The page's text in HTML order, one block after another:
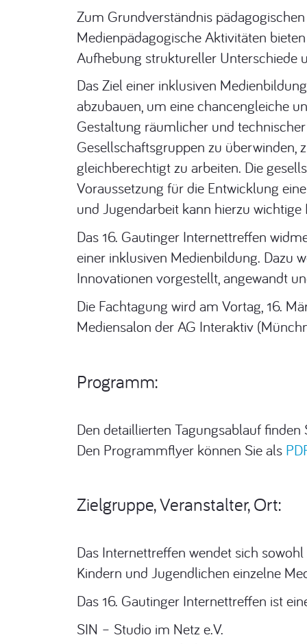
Zum Grundverständnis
Medienpädagogische Aktivitäten
Aufhebung struktureller Unterschiede
Das Ziel einer inklusiven
abzubauen, um eine chancengleiche
Gestaltung räumlicher und
Gesellschaftsgruppen zu überwinden,
gleichberechtigt zu arbeiten. Die
Voraussetzung für die Entwicklung
und Jugendarbeit kann hierzu wichtige
Das 16. Gautinger Internettreffen
einer inklusiven Medienbildung. Dazu
Innovationen vorgestellt, angewandt
Die Fachtagung wird am Vortag, 16.
Mediensalon der AG Interaktiv
Programm:
Den detaillierten Tagungsablauf finden
Den Programmflyer können Sie als
Zielgruppe, Veranstalter, Ort:
Das Internettreffen wendet sich
Kindern und Jugendlichen einzelne
Das 16. Gautinger Internettreffen ist
SIN – Studio im Netz e.V.